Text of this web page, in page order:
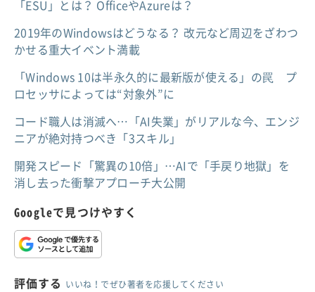
「ESU」とは？ OfficeやAzureは？
2019年のWindowsはどうなる？ 改元など周辺をざわつ
かせる重大イベント満載
「Windows 10は半永久的に最新版が使える」の罠 プ
ロセッサによっては“対象外”に
コード職人は消滅へ…「AI失業」がリアルな今、エンジ
ニアが絶対持つべき「3スキル」
開発スピード「驚異の10倍」…AIで「手戻り地獄」を
消し去った衝撃アプローチ大公開
Googleで見つけやすく
評価する いいね！でぜひ著者を応援してください